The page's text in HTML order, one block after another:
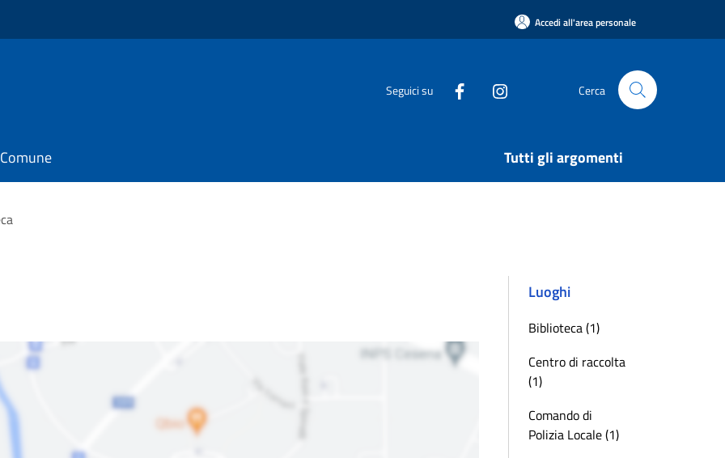
Accedi all'area personale
Seguici su Cerca
Tutti gli argomenti
Luoghi
Biblioteca (1)
Centro di raccolta
(1)
Comando di
Polizia Locale (1)